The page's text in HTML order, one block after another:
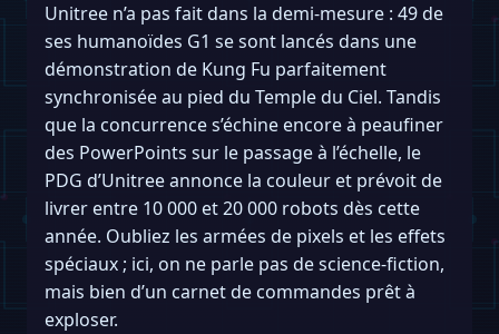
Unitree n’a pas fait dans la demi-mesure : 49 de
ses humanoïdes G1 se sont lancés dans une
démonstration de Kung Fu parfaitement
synchronisée au pied du Temple du Ciel. Tandis
que la concurrence s’échine encore à peaufiner
des PowerPoints sur le passage à l’échelle, le
PDG d’Unitree annonce la couleur et prévoit de
livrer entre 10 000 et 20 000 robots dès cette
année. Oubliez les armées de pixels et les effets
spéciaux ; ici, on ne parle pas de science-fiction,
mais bien d’un carnet de commandes prêt à
exploser.